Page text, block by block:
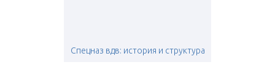
Спецназ вдв: история и структура